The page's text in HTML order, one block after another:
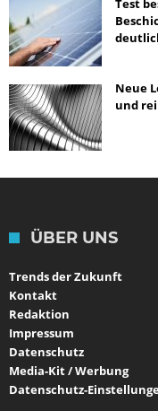
Test
Neue
und
ÜBER UNS
Trends der Zukunft
Kontakt
Redaktion
Impressum
Datenschutz
Media-Kit / Werbung
Datenschutz-